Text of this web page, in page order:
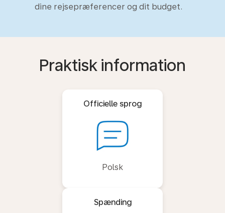
dine rejsepræferencer og dit budget.
Praktisk information
Officielle sprog
Polsk
Spænding